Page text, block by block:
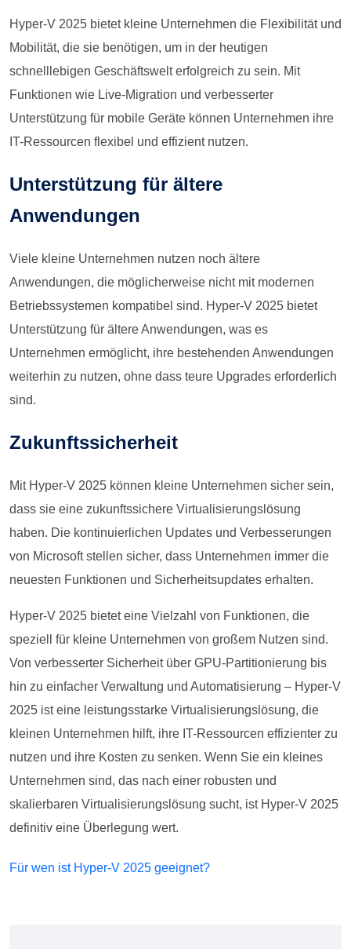
Hyper-V 2025 bietet kleine Unternehmen die Flexibilität und
Mobilität, die sie benötigen, um in der heutigen
schnelllebigen Geschäftswelt erfolgreich zu sein. Mit
Funktionen wie Live-Migration und verbesserter
Unterstützung für mobile Geräte können Unternehmen ihre
IT-Ressourcen flexibel und effizient nutzen.
Unterstützung für ältere
Anwendungen
Viele kleine Unternehmen nutzen noch ältere
Anwendungen, die möglicherweise nicht mit modernen
Betriebssystemen kompatibel sind. Hyper-V 2025 bietet
Unterstützung für ältere Anwendungen, was es
Unternehmen ermöglicht, ihre bestehenden Anwendungen
weiterhin zu nutzen, ohne dass teure Upgrades erforderlich
sind.
Zukunftssicherheit
Mit Hyper-V 2025 können kleine Unternehmen sicher sein,
dass sie eine zukunftssichere Virtualisierungslösung
haben. Die kontinuierlichen Updates und Verbesserungen
von Microsoft stellen sicher, dass Unternehmen immer die
neuesten Funktionen und Sicherheitsupdates erhalten.
Hyper-V 2025 bietet eine Vielzahl von Funktionen, die
speziell für kleine Unternehmen von großem Nutzen sind.
Von verbesserter Sicherheit über GPU-Partitionierung bis
hin zu einfacher Verwaltung und Automatisierung – Hyper-V
2025 ist eine leistungsstarke Virtualisierungslösung, die
kleinen Unternehmen hilft, ihre IT-Ressourcen effizienter zu
nutzen und ihre Kosten zu senken. Wenn Sie ein kleines
Unternehmen sind, das nach einer robusten und
skalierbaren Virtualisierungslösung sucht, ist Hyper-V 2025
definitiv eine Überlegung wert.
Für wen ist Hyper-V 2025 geeignet?